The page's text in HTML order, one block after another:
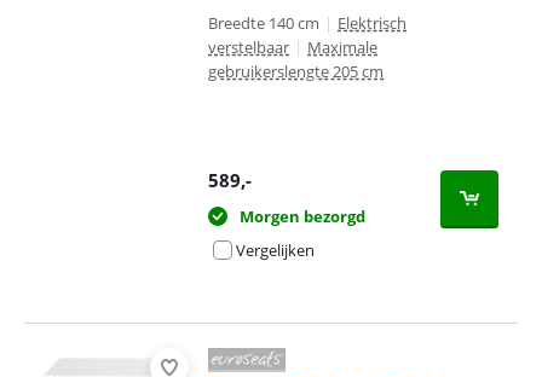
Breedte 140 cm | Elektrisch
verstelbaar | Maximale
gebruikerslengte 205 cm
589,-
Morgen bezorgd
Vergelijken